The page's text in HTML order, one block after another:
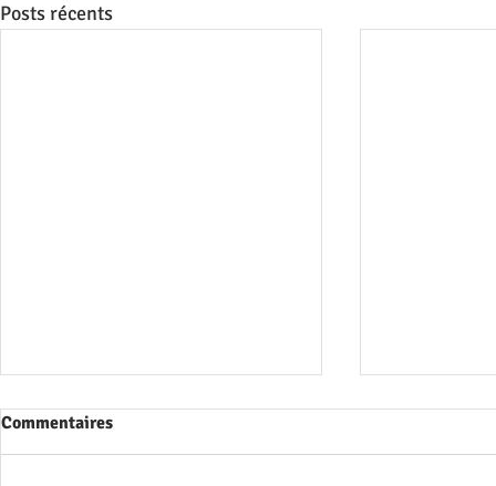
Posts récents
Commentaires